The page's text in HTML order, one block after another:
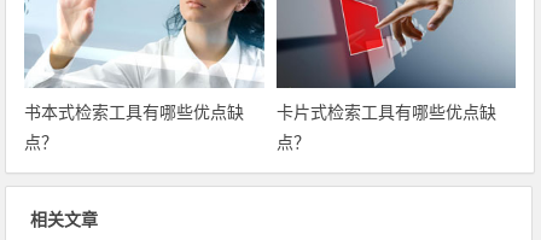
书本式检索工具有哪些优点缺
点？
卡片式检索工具有哪些优点缺
点？
相关文章